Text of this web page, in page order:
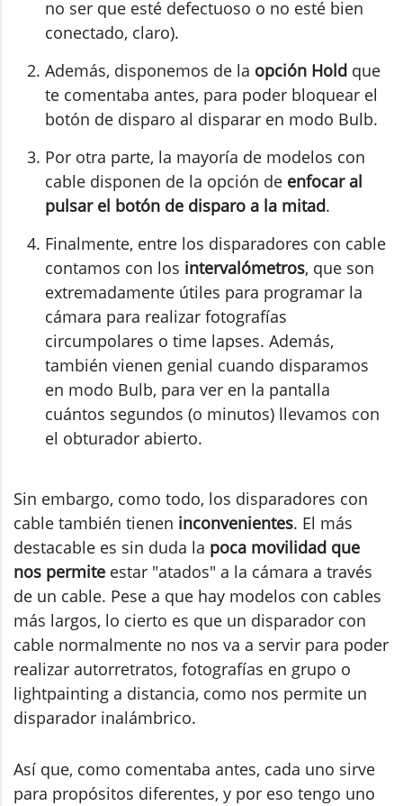
no ser que esté defectuoso o no esté bien
conectado, claro).
Además, disponemos de la opción Hold que
te comentaba antes, para poder bloquear el
botón de disparo al disparar en modo Bulb.
Por otra parte, la mayoría de modelos con
cable disponen de la opción de enfocar al
pulsar el botón de disparo a la mitad.
Finalmente, entre los disparadores con cable
contamos con los intervalómetros, que son
extremadamente útiles para programar la
cámara para realizar fotografías
circumpolares o time lapses. Además,
también vienen genial cuando disparamos
en modo Bulb, para ver en la pantalla
cuántos segundos (o minutos) llevamos con
el obturador abierto.
Sin embargo, como todo, los disparadores con
cable también tienen inconvenientes. El más
destacable es sin duda la poca movilidad que
nos permite estar "atados" a la cámara a través
de un cable. Pese a que hay modelos con cables
más largos, lo cierto es que un disparador con
cable normalmente no nos va a servir para poder
realizar autorretratos, fotografías en grupo o
lightpainting a distancia, como nos permite un
disparador inalámbrico.
Así que, como comentaba antes, cada uno sirve
para propósitos diferentes, y por eso tengo uno